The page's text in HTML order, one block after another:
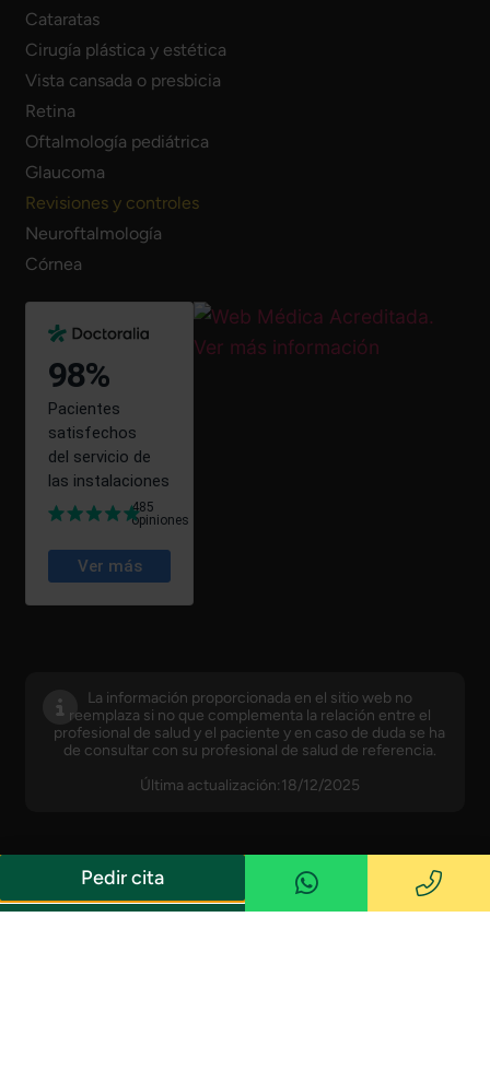
Cataratas
Cirugía plástica y estética
Vista cansada o presbicia
Retina
Oftalmología pediátrica
Glaucoma
Revisiones y controles
Neuroftalmología
Córnea
La información proporcionada en el sitio web no
reemplaza si no que complementa la relación entre el
profesional de salud y el paciente y en caso de duda se ha
de consultar con su profesional de salud de referencia.
Última actualización:18/12/2025
Pedir cita